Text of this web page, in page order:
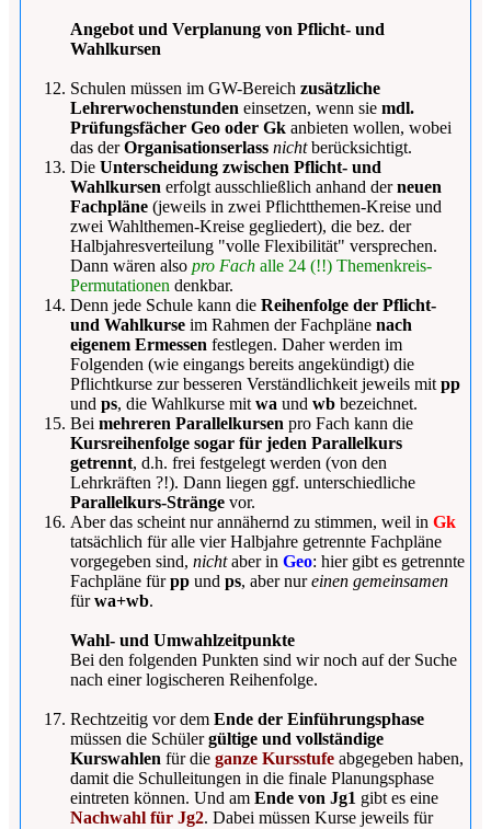
Angebot und Verplanung von Pflicht- und
Wahlkursen
Schulen müssen im GW-Bereich zusätzliche
Lehrerwochenstunden einsetzen, wenn sie mdl.
Prüfungsfächer Geo oder Gk anbieten wollen, wobei
das derOrganisationserlass nichtberücksichtigt.
Die Unterscheidung zwischen Pflicht- und
Wahlkursen erfolgt ausschließlich anhand derneuen
Fachpläne (jeweils in zwei Pflichtthemen-Kreise und
zwei Wahlthemen-Kreise gegliedert), die bez. der
Halbjahresverteilung "volle Flexibilität" versprechen.
Dann wären also pro Fach alle 24 (!!) Themenkreis-
Permutationen denkbar.
Denn jede Schule kann die Reihenfolge der Pflicht-
und Wahlkurse im Rahmen der Fachpläne nach
eigenem Ermessen festlegen. Daher werden im
Folgenden (wie eingangs bereits angekündigt) die
Pflichtkurse zur besseren Verständlichkeit jeweils mit pp
und ps, die Wahlkurse mit wa und wb bezeichnet.
Bei mehreren Parallelkursen pro Fach kann die
Kursreihenfolge sogar für jeden Parallelkurs
getrennt, d.h. frei festgelegt werden (von den
Lehrkräften ?!). Dann liegen ggf. unterschiedliche
Parallelkurs-Stränge vor.
Aber das scheint nur annähernd zu stimmen, weil in Gk
tatsächlich für alle vier Halbjahre getrennte Fachpläne
vorgegeben sind, nichtaber in Geo: hier gibt es getrennte
Fachpläne fürpp und ps, aber nureinen gemeinsamen
fürwa+wb.
Wahl- und Umwahlzeitpunkte
Bei den folgenden Punkten sind wir noch auf der Suche
nach einer logischeren Reihenfolge.
Rechtzeitig vor dem Ende der Einführungsphase
müssen die Schülergültige und vollständige
Kurswahlen für die ganze Kursstufe abgegeben haben,
damit die Schulleitungen in die finale Planungsphase
eintreten können. Und am Ende von Jg1 gibt es eine
Nachwahl für Jg2. Dabei müssen Kurse jeweils für